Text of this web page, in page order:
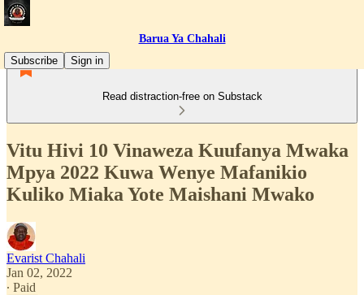
Barua Ya Chahali
Subscribe
Sign in
Read distraction-free on Substack
Vitu Hivi 10 Vinaweza Kuufanya Mwaka
Mpya 2022 Kuwa Wenye Mafanikio
Kuliko Miaka Yote Maishani Mwako
Evarist Chahali
Jan 02, 2022
∙ Paid